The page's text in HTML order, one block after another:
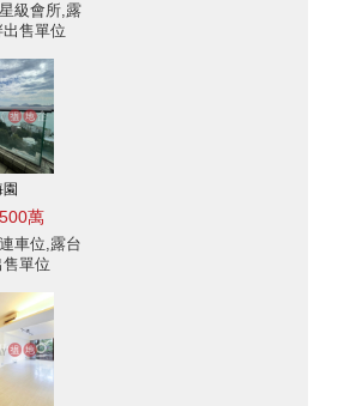
級會所,露
售單位
萬
車位,露台
單位